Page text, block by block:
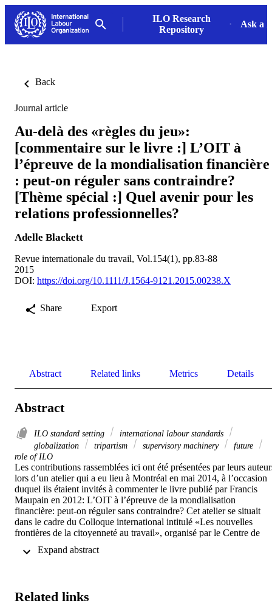
ILO Research
Repository
Ask a
Back
Journal article
Au-delà des «règles du jeu»:
[commentaire sur le livre :] L’OIT à
l’épreuve de la mondialisation financière
: peut-on réguler sans contraindre?
[Thème spécial :] Quel avenir pour les
relations professionnelles?
Adelle Blackett
Revue internationale du travail, Vol.154(1), pp.83-88
2015
DOI: https://doi.org/10.1111/J.1564-9121.2015.00238.X
Share Export
Abstract Related links Metrics Details
Abstract
ILO standard setting
international labour standards
globalization
tripartism supervisory machinery
future
role of ILO
Les contributions rassemblées ici ont été présentées par leurs
lors d’un atelier qui a eu lieu à Montréal en mai 2014, à l’occasion
duquel ils étaient invités à commenter le livre publié par Francis
Maupain en 2012: L’OIT à l’épreuve de la mondialisation
financière: peut-on réguler sans contraindre? Cet atelier se situait
dans le cadre du Colloque international intitulé «Les nouvelles
frontières de la citoyenneté au travail», organisé par le Centre de
(CRIMT).
Related links